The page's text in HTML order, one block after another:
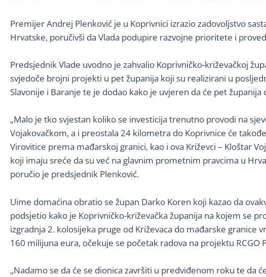
Premijer Andrej Plenković je u Koprivnici izrazio zadovoljstvo
Hrvatske, poručivši da Vlada podupire razvojne prioritete i
Predsjednik Vlade uvodno je zahvalio Koprivničko-križevačkoj
svjedoče brojni projekti u pet županija koji su realizirani u
Slavonije i Baranje te je dodao kako je uvjeren da će pet
„Malo je tko svjestan koliko se investicija trenutno provodi na
Vojakovačkom, a i preostala 24 kilometra do Koprivnice će
Virovitice prema mađarskoj granici, kao i ova Križevci – Kloštar
koji imaju sreće da su već na glavnim prometnim pravcima u
poručio je predsjednik Plenković.
Uime domaćina obratio se župan Darko Koren koji kazao da
podsjetio kako je Koprivničko-križevačka županija na kojem se
izgradnja 2. kolosijeka pruge od Križevaca do mađarske
160 milijuna eura, očekuje se početak radova na projektu
„Nadamo se da će se dionica završiti u predviđenom roku te da